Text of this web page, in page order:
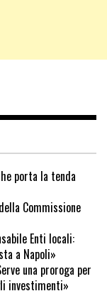
porta la tenda
Commissione
Enti locali:
a Napoli»
una proroga per
investimenti»